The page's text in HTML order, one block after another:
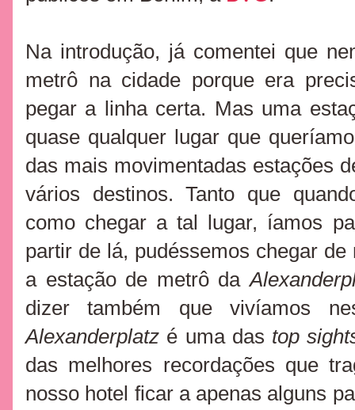
Na introdução, já comentei que
metrô na cidade porque era
pegar a linha certa. Mas uma
quase qualquer lugar que
das mais movimentadas estações
vários destinos. Tanto que
como chegar a tal lugar, íamos
partir de lá, pudéssemos chegar
a estação de metrô da
dizer também que vivíamos
Alexanderplatz é uma das top
das melhores recordações que
nosso hotel ficar a apenas alguns